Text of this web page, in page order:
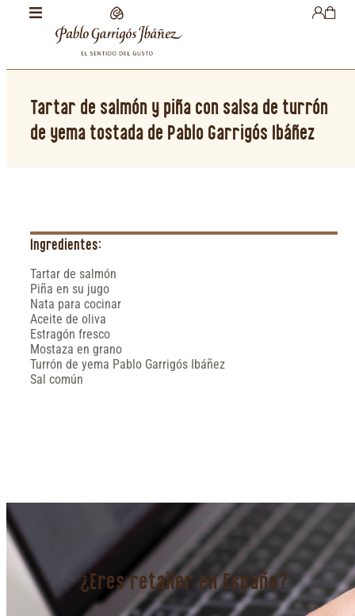
Tartar de salmón y piña con salsa de turrón
de yema tostada de Pablo Garrigós Ibáñez
Ingredientes:
Tartar de salmón
Piña en su jugo
Nata para cocinar
Aceite de oliva
Estragón fresco
Mostaza en grano
Turrón de yema Pablo Garrigós Ibáñez
Sal común
¿Eres retailer en España?